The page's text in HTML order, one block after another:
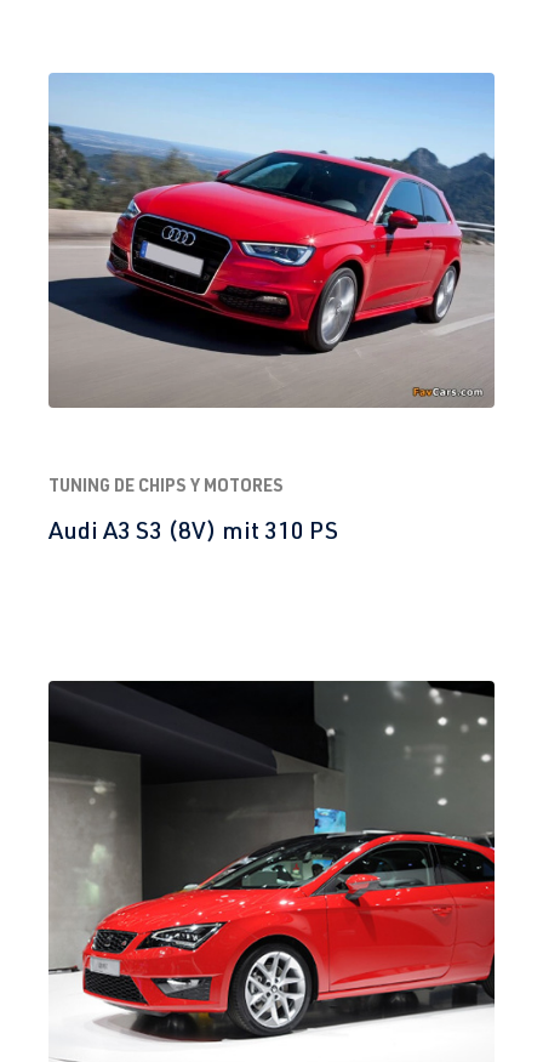
TUNING DE CHIPS Y MOTORES
Audi A3 S3 (8V) mit 310 PS